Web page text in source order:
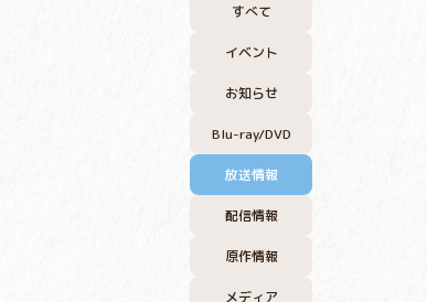
すべて
イベント
お知らせ
Blu-ray/DVD
放送情報
配信情報
原作情報
メディア